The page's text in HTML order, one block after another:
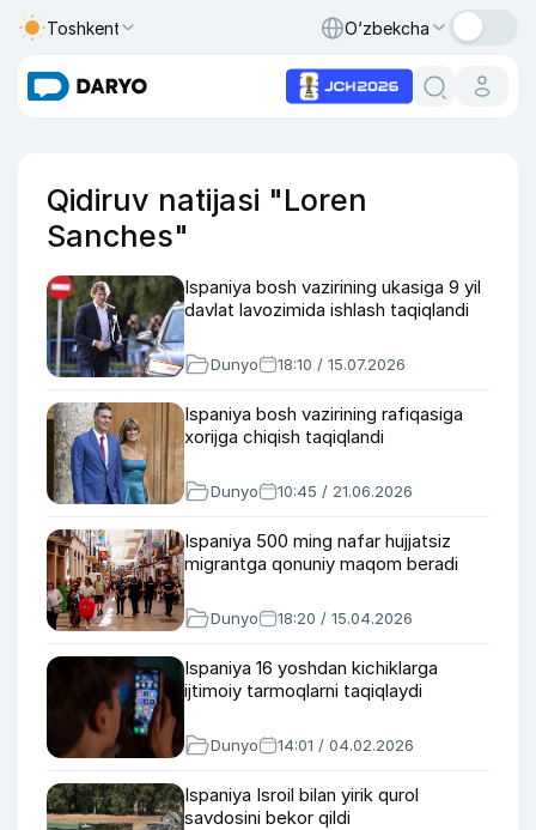
Toshkent O‘zbekcha
Qidiruv natijasi "Loren
Sanches"
Ispaniya bosh vazirining ukasiga 9 yil
davlat lavozimida ishlash taqiqlandi
Dunyo 18:10 / 15.07.2026
Ispaniya bosh vazirining rafiqasiga
xorijga chiqish taqiqlandi
Dunyo 10:45 / 21.06.2026
Ispaniya 500 ming nafar hujjatsiz
migrantga qonuniy maqom beradi
Dunyo 18:20 / 15.04.2026
Ispaniya 16 yoshdan kichiklarga
ijtimoiy tarmoqlarni taqiqlaydi
Dunyo 14:01 / 04.02.2026
Ispaniya Isroil bilan yirik qurol
savdosini bekor qildi